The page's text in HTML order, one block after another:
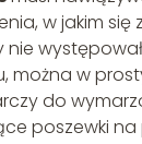
w jakim się
nie
można w
do
poszewki na